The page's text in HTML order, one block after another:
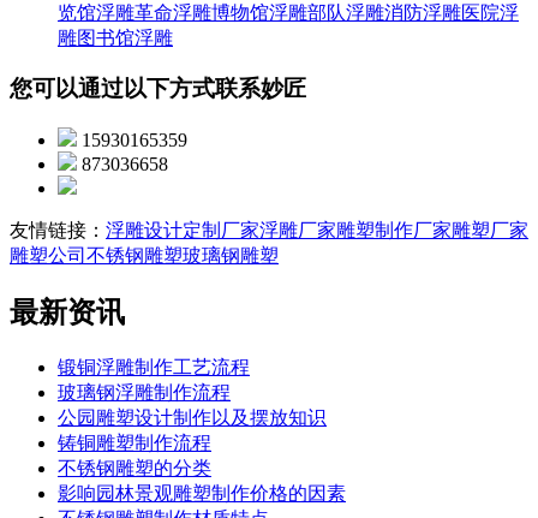
览馆浮雕革命浮雕博物馆浮雕部队浮雕消防浮雕医院浮
雕图书馆浮雕
您可以通过以下方式联系妙匠
15930165359
873036658
友情链接： 浮雕设计定制厂家浮雕厂家雕塑制作厂家雕塑厂家
雕塑公司 不锈钢雕塑玻璃钢雕塑
最新资讯
锻铜浮雕制作工艺流程
玻璃钢浮雕制作流程
公园雕塑设计制作以及摆放知识
铸铜雕塑制作流程
不锈钢雕塑的分类
影响园林景观雕塑制作价格的因素